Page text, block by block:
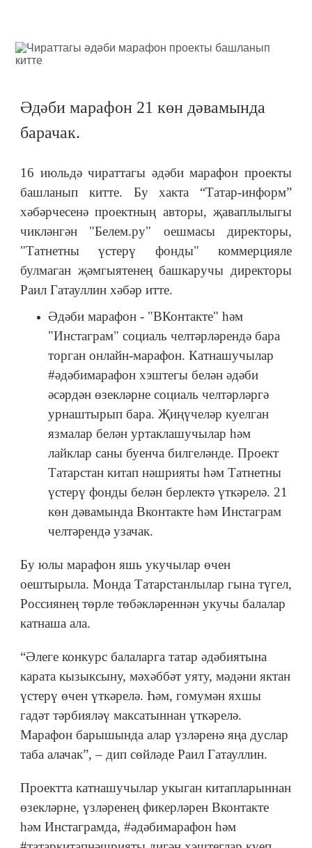
Әдәби марафон 21 көн дәвамында
барачак.
16 июльдә чираттагы әдәби марафон проекты
башланып китте. Бу хакта “Татар-информ”
хәбәрчесенә проектның авторы, җаваплылыгы
чикләнгән "Белем.ру" оешмасы директоры,
"Татнетны үстерү фонды" коммерцияле
булмаган җәмгыятенең башкаручы директоры
Раил Гатауллин хәбәр итте.
Әдәби марафон - "ВКонтакте" һәм
"Инстаграм" социаль челтәрләрендә бара
торган онлайн-марафон. Катнашучылар
#әдәбимарафон хэштегы белән әдәби
әсәрдән өзекләрне социаль челтәрләргә
урнаштырып бара. Җиңүчеләр куелган
язмалар белән уртаклашучылар һәм
лайклар саны буенча билгеләнде. Проект
Татарстан китап нәшрияты һәм Татнетны
үстерү фонды белән берлектә үткәрелә. 21
көн дәвамында Вконтакте һәм Инстаграм
челтәрендә узачак.
Бу юлы марафон яшь укучылар өчен
оештырыла. Монда Татарстанлылар гына түгел,
Россиянең төрле төбәкләреннән укучы балалар
катнаша ала.
“Әлеге конкурс балаларга татар әдәбиятына
карата кызыксыну, мәхәббәт уяту, мәдәни яктан
үстерү өчен үткәрелә. Һәм, гомумән яхшы
гадәт тәрбияләү максатыннан үткәрелә.
Марафон барышында алар үзләренә яңа дуслар
таба алачак”, – дип сөйләде Раил Гатауллин.
Проектта катнашучылар укыган китапларыннан
өзекләрне, үзләренең фикерләрен Вконтакте
һәм Инстаграмда, #әдәбимарафон һәм